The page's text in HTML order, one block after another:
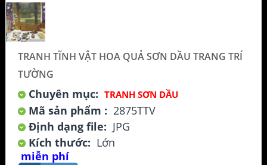
TRANH TĨNH VẬT HOA QUẢ SƠN DẦU TRANG TRÍ
TƯỜNG
Chuyên mục: TRANH SƠN DẦU
Mã sản phẩm : 2875TTV
Định dạng file: JPG
Kích thước: Lớn
miễn phí